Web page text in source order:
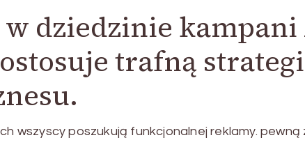
w dziedzinie
trafną
wszyscy poszukują funkcjonalnej reklamy. pewną